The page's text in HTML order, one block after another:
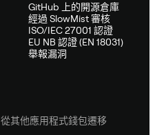
GitHub 上的開源倉庫
經過 SlowMist 審核
ISO/IEC 27001 認證
EU NB 認證 (EN 18031)
舉報漏洞
從其他應用程式錢包遷移